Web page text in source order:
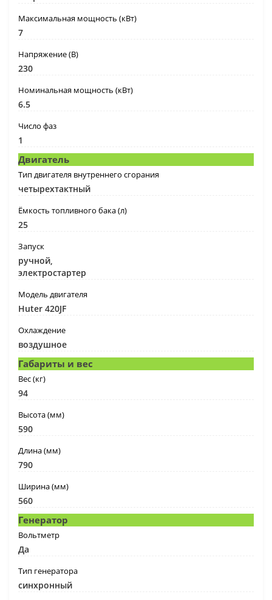
Максимальная мощность (кВт)
7
Напряжение (В)
230
Номинальная мощность (кВт)
6.5
Число фаз
1
Двигатель
Тип двигателя внутреннего сгорания
четырехтактный
Ёмкость топливного бака (л)
25
Запуск
ручной,
электростартер
Модель двигателя
Huter 420JF
Охлаждение
воздушное
Габариты и вес
Вес (кг)
94
Высота (мм)
590
Длина (мм)
790
Ширина (мм)
560
Генератор
Вольтметр
Да
Тип генератора
синхронный